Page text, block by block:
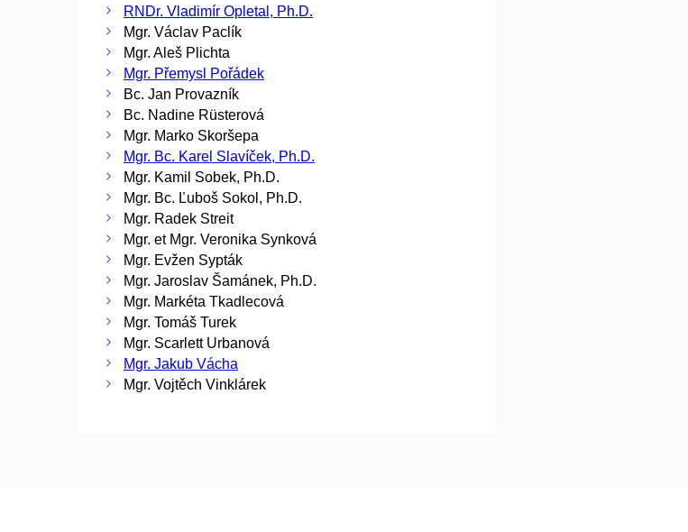
RNDr. Vladimír Opletal, Ph.D.
Mgr. Václav Paclík
Mgr. Aleš Plichta
Mgr. Přemysl Pořádek
Bc. Jan Provazník
Bc. Nadine Rüsterová
Mgr. Marko Skoršepa
Mgr. Bc. Karel Slavíček, Ph.D.
Mgr. Kamil Sobek, Ph.D.
Mgr. Bc. Ľuboš Sokol, Ph.D.
Mgr. Radek Streit
Mgr. et Mgr. Veronika Synková
Mgr. Evžen Sypták
Mgr. Jaroslav Šamánek, Ph.D.
Mgr. Markéta Tkadlecová
Mgr. Tomáš Turek
Mgr. Scarlett Urbanová
Mgr. Jakub Vácha
Mgr. Vojtěch Vinklárek